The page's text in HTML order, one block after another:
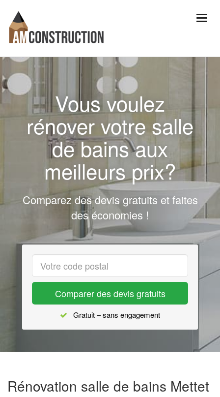
Vous voulez
rénover votre salle
de bains aux
meilleurs prix?
Comparez des devis gratuits et faites
des économies !
Comparer des devis gratuits
Gratuit – sans engagement
Rénovation salle de bains Mettet